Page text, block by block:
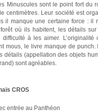
Minuscules sont le point fort du
centimètres. Leur société est
il manque une certaine force : il
où ils habitent, les détails
à les aimer.
mous, le livre manque de
détails (appellation des objets
sont agréables.
CROS
entrée au Panthéon